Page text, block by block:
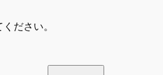
ださい。